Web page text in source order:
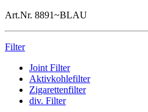
Art.Nr. 8891~BLAU
Filter
Joint Filter
Aktivkohlefilter
Zigarettenfilter
div. Filter